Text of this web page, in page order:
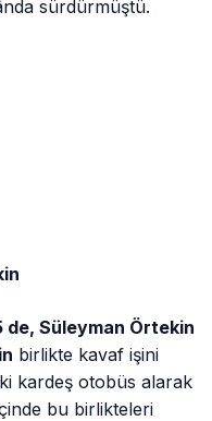
sürdürmüştü.
Süleyman Örtekin
birlikte kavaf işini
kardeş otobüs alarak
bu birlikteleri